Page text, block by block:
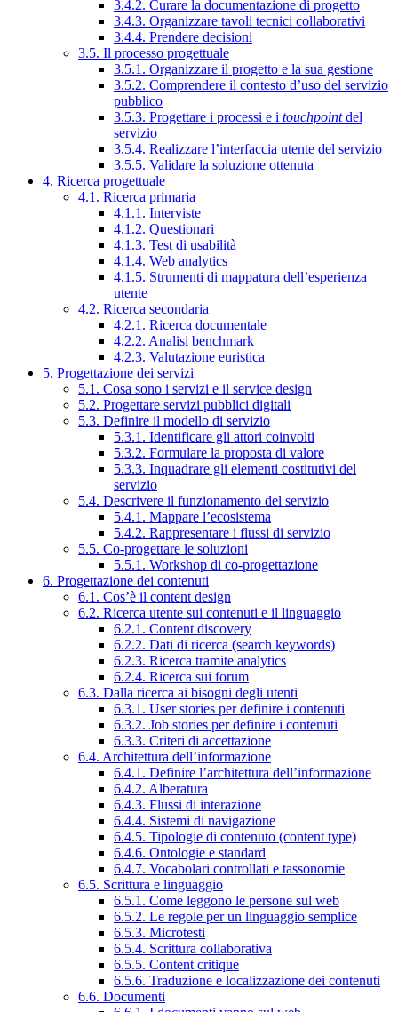
3.4.2. Curare la documentazione di progetto
3.4.3. Organizzare tavoli tecnici collaborativi
3.4.4. Prendere decisioni
3.5. Il processo progettuale
3.5.1. Organizzare il progetto e la sua gestione
3.5.2. Comprendere il contesto d’uso del servizio
pubblico
3.5.3. Progettare i processi e i touchpointdel
servizio
3.5.4. Realizzare l’interfaccia utente del servizio
3.5.5. Validare la soluzione ottenuta
4. Ricerca progettuale
4.1. Ricerca primaria
4.1.1. Interviste
4.1.2. Questionari
4.1.3. Test di usabilità
4.1.4. Web analytics
4.1.5. Strumenti di mappatura dell’esperienza
utente
4.2. Ricerca secondaria
4.2.1. Ricerca documentale
4.2.2. Analisi benchmark
4.2.3. Valutazione euristica
5. Progettazione dei servizi
5.1. Cosa sono i servizi e il service design
5.2. Progettare servizi pubblici digitali
5.3. Definire il modello di servizio
5.3.1. Identificare gli attori coinvolti
5.3.2. Formulare la proposta di valore
5.3.3. Inquadrare gli elementi costitutivi del
servizio
5.4. Descrivere il funzionamento del servizio
5.4.1. Mappare l’ecosistema
5.4.2. Rappresentare i flussi di servizio
5.5. Co-progettare le soluzioni
5.5.1. Workshop di co-progettazione
6. Progettazione dei contenuti
6.1. Cos’è il content design
6.2. Ricerca utente sui contenuti e il linguaggio
6.2.1. Content discovery
6.2.2. Dati di ricerca (search keywords)
6.2.3. Ricerca tramite analytics
6.2.4. Ricerca sui forum
6.3. Dalla ricerca ai bisogni degli utenti
6.3.1. User stories per definire i contenuti
6.3.2. Job stories per definire i contenuti
6.3.3. Criteri di accettazione
6.4. Architettura dell’informazione
6.4.1. Definire l’architettura dell’informazione
6.4.2. Alberatura
6.4.3. Flussi di interazione
6.4.4. Sistemi di navigazione
6.4.5. Tipologie di contenuto (content type)
6.4.6. Ontologie e standard
6.4.7. Vocabolari controllati e tassonomie
6.5. Scrittura e linguaggio
6.5.1. Come leggono le persone sul web
6.5.2. Le regole per un linguaggio semplice
6.5.3. Microtesti
6.5.4. Scrittura collaborativa
6.5.5. Content critique
6.5.6. Traduzione e localizzazione dei contenuti
6.6. Documenti